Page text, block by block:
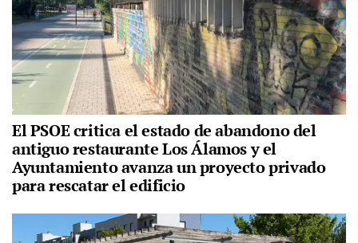
El PSOE critica el estado de abandono del
antiguo restaurante Los Álamos y el
Ayuntamiento avanza un proyecto privado
para rescatar el edificio